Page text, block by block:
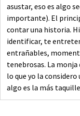
asustar, eso es algo
importante). El
contar una historia.
identificar, te
entrañables,
tenebrosas. La
lo que yo la
algo es la más